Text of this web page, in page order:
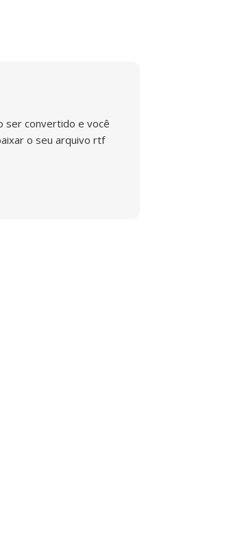
ser convertido e você
o seu arquivo rtf